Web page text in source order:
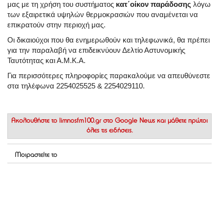
μας με τη χρήση του συστήματος κατ΄οίκον παράδοσης λόγω
των εξαιρετικά υψηλών θερμοκρασιών που αναμένεται να
επικρατούν στην περιοχή μας.
Οι δικαιούχοι που θα ενημερωθούν και τηλεφωνικά, θα πρέπει
για την παραλαβή να επιδεικνύουν Δελτίο Αστυνομικής
Ταυτότητας και Α.Μ.Κ.Α.
Για περισσότερες πληροφορίες παρακαλούμε να απευθύνεστε
στα τηλέφωνα 2254025525 & 2254029110.
Ακολουθήστε το limnosfm100.gr στο Google News και μάθετε πρώτοι
όλες τις ειδήσεις.
Μοιραστείτε το